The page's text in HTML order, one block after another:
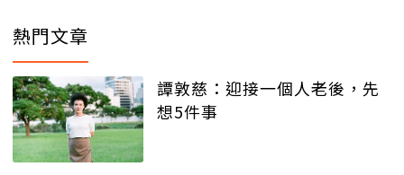
熱門文章
譚敦慈：迎接一個人老後，先
想5件事